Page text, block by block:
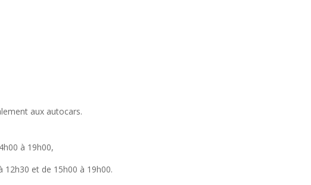
aux autocars.
à 19h00,
12h30 et de 15h00 à 19h00.